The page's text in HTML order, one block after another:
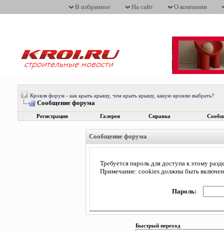
В избранное На сайт О компании
Кровля форум - как крыть крышу, чем крыть крышу, какую кровлю выбрать?
Сообщение форума
Регистрация Галерея Справка
Сообщение форума
Требуется пароль для доступа к этому
Примечание: cookies должны быть
Пароль:
Быстрый переход